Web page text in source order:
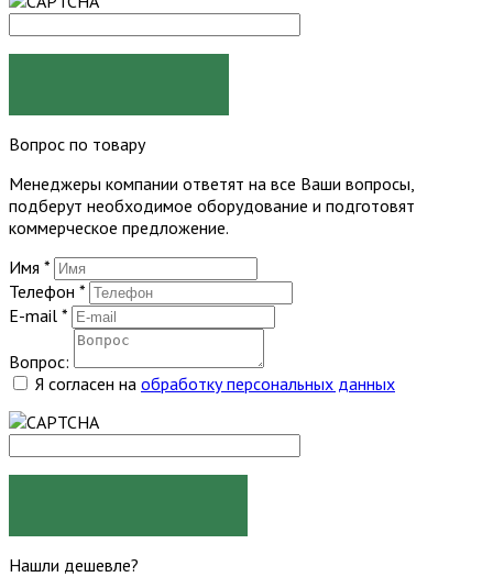
Вопрос по товару
Менеджеры компании ответят на все Ваши вопросы,
подберут необходимое оборудование и подготовят
коммерческое предложение.
Имя *
Телефон *
E-mail *
Вопрос:
Я согласен на обработку персональных данных
Нашли дешевле?